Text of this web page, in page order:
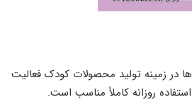
در زمینه تولید محصولات کودک فعالیت
روزانه کاملاً مناسب است.